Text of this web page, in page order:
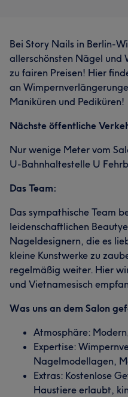
Bei Story Nails in Berlin-
allerschönsten Nägel
zu fairen Preisen! Hier
an
Maniküren und Pediküren!
Nächste öffentliche
Nur wenige Meter vom
U-Bahnhaltestelle U
Das Team:
Das sympathische Team
leidenschaftlichen
Nageldesignern, die es
kleine Kunstwerke zu
regelmäßig weiter. Hier
und Vietnamesisch
Was uns an dem Salon
Atmosphäre:
Expertise:
Nagelmodellagen,
Extras: Kostenlose
Haustiere erlaubt,